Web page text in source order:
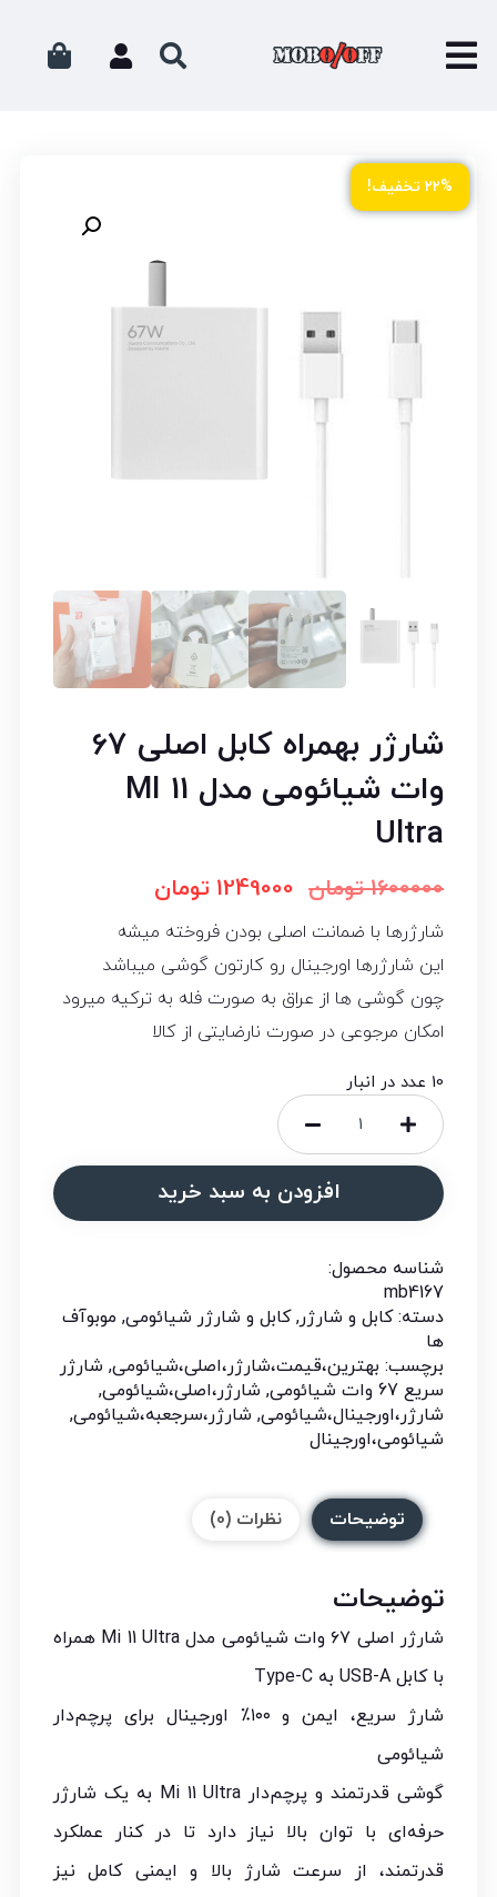
۲۲% تخفیف!
شارژر بهمراه کابل اصلی 67
وات شیائومی مدل MI 11
Ultra
1600000 تومان 1249000 تومان
شارژرها با ضمانت اصلی بودن فروخته میشه
این شارژرها اورجینال رو کارتون گوشی میباشد
چون گوشی ها از عراق به صورت فله به ترکیه میرود
امکان مرجوعی در صورت نارضایتی از کالا
10 عدد در انبار
افزودن به سبد خرید
شناسه محصول:
mb4167
دسته:کابل و شارژر,کابل و شارژر شیائومی, موبوآف
ها
برچسب: بهترین،قیمت،شارژر،اصلی،شیائومی, شارژر
سریع 67 وات شیائومی
, شارژر،اصلی،شیائومی,
شارژر،اورجینال،شیائومی, شارژر،سرجعبه،شیائومی,
شیائومی،اورجینال
توضیحات نظرات (0)
توضیحات
شارژر اصلی ۶۷ وات شیائومی مدل Mi 11 Ultra همراه
با کابل USB-A به Type-C
شارژ سریع، ایمن و ۱۰۰٪ اورجینال برای پرچم‌دار
شیائومی
گوشی قدرتمند و پرچم‌دار Mi 11 Ultra به یک شارژر
حرفه‌ای با توان بالا نیاز دارد تا در کنار عملکرد
قدرتمند، از سرعت شارژ بالا و ایمنی کامل نیز